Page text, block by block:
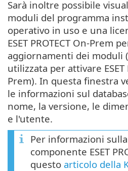
Sarà inoltre possibile
moduli del programma
operativo in uso e una
ESET PROTECT On-Prem
aggiornamenti dei moduli
utilizzata per attivare ESET
Prem). In questa finestra
le informazioni sul
nome, la versione, le
e l'utente.
Per informazioni
componente ESET
questo articolo della